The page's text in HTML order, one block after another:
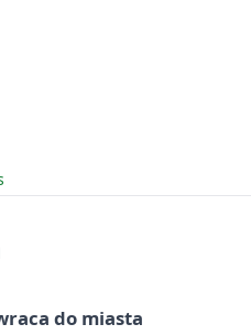
do miasta